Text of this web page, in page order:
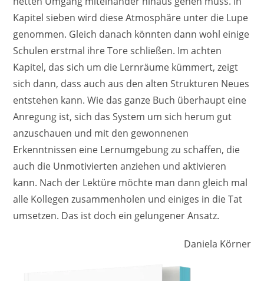
Kapitel sieben wird diese Atmosphäre unter die Lupe
genommen. Gleich danach könnten dann wohl einige
Schulen erstmal ihre Tore schließen. Im achten
Kapitel, das sich um die Lernräume kümmert, zeigt
sich dann, dass auch aus den alten Strukturen Neues
entstehen kann. Wie das ganze Buch überhaupt eine
Anregung ist, sich das System um sich herum gut
anzuschauen und mit den gewonnenen
Erkenntnissen eine Lernumgebung zu schaffen, die
auch die Unmotivierten anziehen und aktivieren
kann. Nach der Lektüre möchte man dann gleich mal
alle Kollegen zusammenholen und einiges in die Tat
umsetzen. Das ist doch ein gelungener Ansatz.
Daniela Körner